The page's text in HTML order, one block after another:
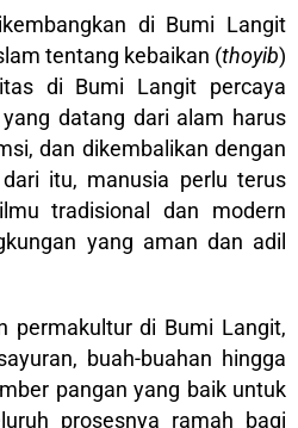
di Bumi Langit
tentang kebaikan (thoyib)
di Bumi Langit percaya
datang dari alam harus
dan dikembalikan dengan
itu, manusia perlu terus
tradisional dan modern
yang aman dan adil
permakultur di Bumi Langit,
buah-buahan hingga
pangan yang baik untuk
prosesnya ramah bagi